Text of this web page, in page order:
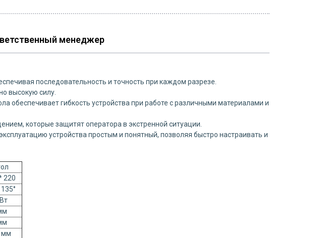
менеджер
последовательность и точность при каждом разрезе.
высокую силу.
обеспечивает гибкость устройства при работе с различными материалами и
которые защитят оператора в экстренной ситуации.
устройства простым и понятный, позволяя быстро настраивать и
220
мм